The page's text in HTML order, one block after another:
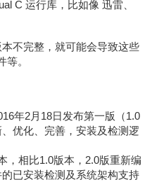
C 运行库，比如像 迅雷、
不完整，就可能会导致这些
。
年2月18日发布第一版（1.0
优化、完善，安装及检测逻
，相比1.0版本，2.0版重新编
已安装检测及系统架构支持